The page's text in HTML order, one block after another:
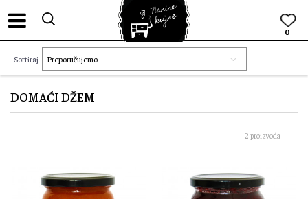
0
DOMAĆI DŽEM
Sortiraj
2 proizvoda